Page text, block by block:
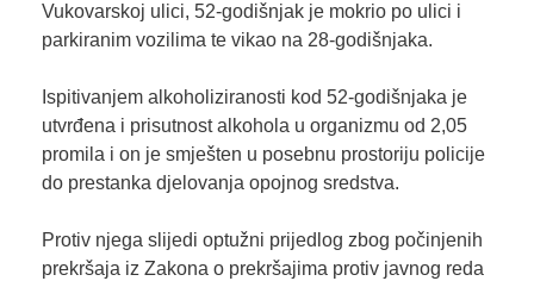
Vukovarskoj ulici, 52-godišnjak je mokrio po ulici i
parkiranim vozilima te vikao na 28-godišnjaka.
Ispitivanjem alkoholiziranosti kod 52-godišnjaka je
utvrđena i prisutnost alkohola u organizmu od 2,05
promila i on je smješten u posebnu prostoriju policije
do prestanka djelovanja opojnog sredstva.
Protiv njega slijedi optužni prijedlog zbog počinjenih
prekršaja iz Zakona o prekršajima protiv javnog reda